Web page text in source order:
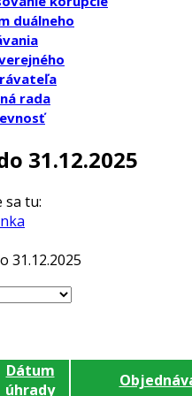
duálneho
rada
31.12.2025
sa tu:
31.12.2025
Dátum
úhrady